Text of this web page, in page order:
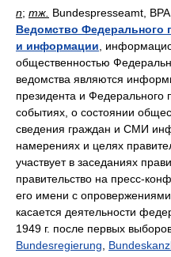
n; тж. Bundespresseamt, BPA
Ведомство Федерального
и информации ,
общественностью
ведомства являются
президента и Федерального
событиях, о состоянии
сведения граждан и СМИ
намерениях и целях
участвует в заседаниях
правительство на пресс-
его имени с
касается деятельности
1949 г. после первых
Bundesregierung